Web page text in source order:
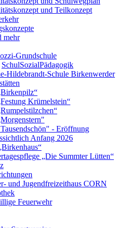
und Teilkonzept
mehr
Grundschule
SchulSozialPädagogik
Hildebrandt-Schule Birkenwerder
Krümelstein“
- Eröffnung
Anfang 2026
„Die Summter Lütten“
und Jugendfreizeithaus CORN
Feuerwehr